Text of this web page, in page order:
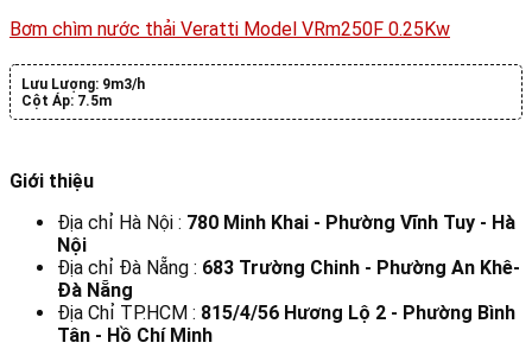
Bơm chìm nước thải Veratti Model VRm250F 0.25Kw
Lưu Lượng: 9m3/h
Cột Áp: 7.5m
Giới thiệu
Địa chỉ Hà Nội : 780 Minh Khai - Phường Vĩnh Tuy - Hà
Nội
Địa chỉ Đà Nẵng : 683 Trường Chinh - Phường An Khê-
Đà Nẵng
Địa Chỉ TP.HCM : 815/4/56 Hương Lộ 2 - Phường Bình
Tân - Hồ Chí Minh